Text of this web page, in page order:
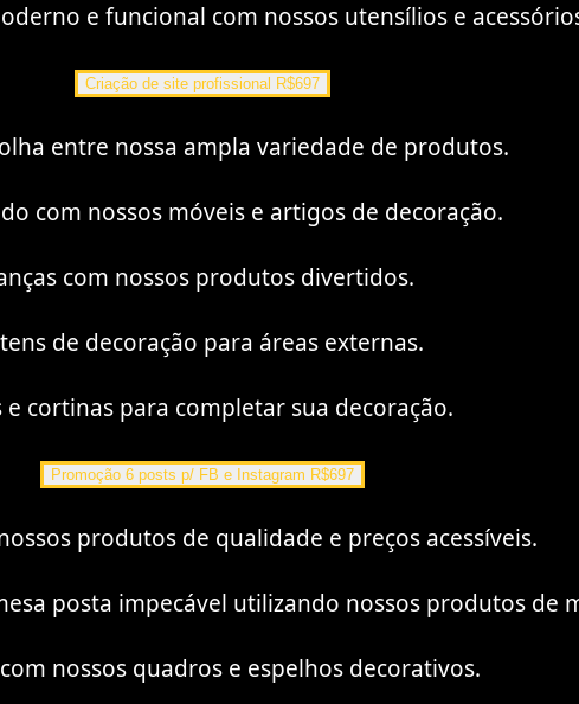
e funcional com nossos utensílios e
Criação de site profissional R$697
entre nossa ampla variedade de produtos.
com nossos móveis e artigos de decoração.
com nossos produtos divertidos.
de decoração para áreas externas.
cortinas para completar sua decoração.
Promoção 6 posts p/ FB e Instagram R$697
produtos de qualidade e preços acessíveis.
posta impecável utilizando nossos produtos de
nossos quadros e espelhos decorativos.